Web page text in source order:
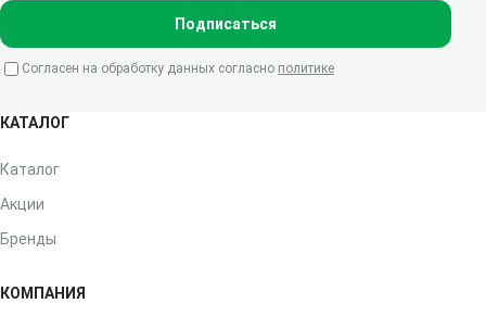
Подписаться
Согласен на обработку данных согласно политике
КАТАЛОГ
Каталог
Акции
Бренды
КОМПАНИЯ